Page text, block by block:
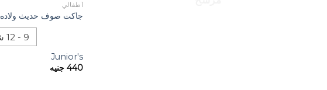
أطفالي
جاكت صوف حديث ولاده
9 - 12 شهر
Junior's
440 جنيه